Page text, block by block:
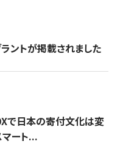
ントが掲載されました
で日本の寄付文化は変
ート...